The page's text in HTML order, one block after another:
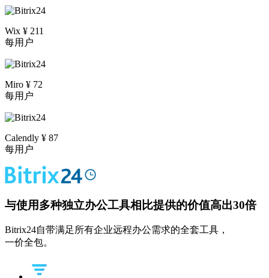
Wix ¥ 211
每用户
Miro ¥ 72
每用户
Calendly ¥ 87
每用户
与使用多种独立办公工具相比提供的价值高出30倍
Bitrix24自带满足所有企业远程办公需求的全套工具，
一价全包。